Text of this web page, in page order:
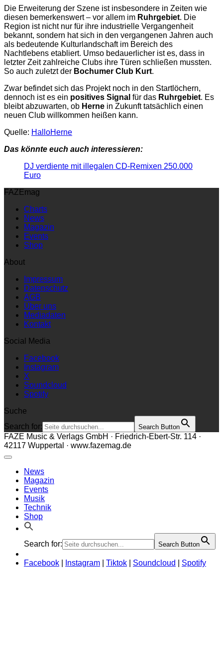
Die Erweiterung der Szene ist insbesondere in Zeiten wie
diesen bemerkenswert – vor allem im Ruhrgebiet. Die
Region ist nicht nur für ihre industrielle Vergangenheit
bekannt, sondern hat sich in den vergangenen Jahren auch
als bedeutende Kulturlandschaft im Bereich des
Nachtlebens etabliert. Umso bedauerlicher ist es, dass in
letzter Zeit zahlreiche Clubs ihre Türen schließen mussten.
So auch zuletzt der Bochumer Club Kurt.
Zwar befindet sich das Projekt noch in den Startlöchern,
dennoch ist es ein positives Signal für das Ruhrgebiet. Es
bleibt abzuwarten, ob Herne in Zukunft tatsächlich einen
neuen Club willkommen heißen kann.
Quelle: HalloHerne
Das könnte euch auch interessieren:
DJ verdiente mit illegalen CD-Remixen 250.000
Euro
FAZEmag
Charts
News
Magazin
Events
Shop
About
Impressum
Datenschutz
AGB
Über uns
Mediadaten
Kontakt
Social Media
Facebook
Instagram
X
Soundcloud
Spotify
Suche
Search for:
Search Button
FAZE Music & Verlags GmbH · Friedrich-Ebert-Str. 114 ·
42117 Wuppertal · www.fazemag.de
News
Magazin
Events
Musik
Technik
Shop
Search for: Search Button
Facebook Instagram Tiktok Soundcloud Spotify